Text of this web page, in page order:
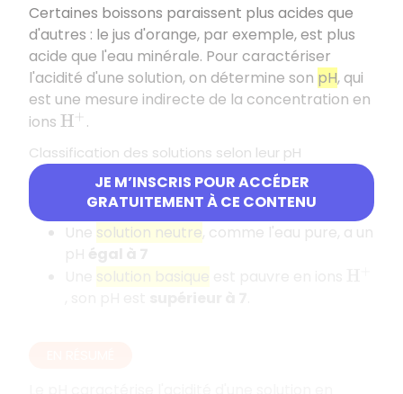
JE M’INSCRIS POUR ACCÉDER
GRATUITEMENT À CE CONTENU
Certaines boissons paraissent plus acides que
d'autres : le jus d'orange, par exemple, est plus
acide que l'eau minérale. Pour caractériser
l'acidité d'une solution, on détermine son pH, qui
est une mesure indirecte de la concentration en
ions H+ .
Classification des solutions selon leur pH
Unesolution acide est riche en ions
pH estinférieur à 7
Une solution neutre, comme l'eau pure, a un